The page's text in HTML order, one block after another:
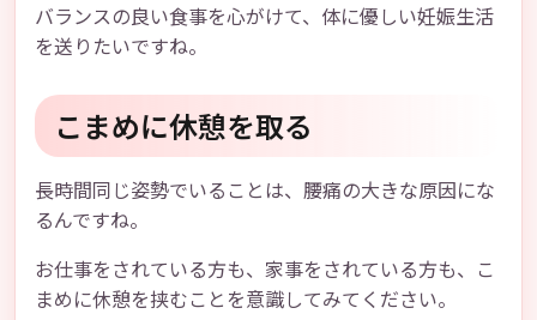
バランスの良い食事を心がけて、体に優しい妊娠生活
を送りたいですね。
こまめに休憩を取る
長時間同じ姿勢でいることは、腰痛の大きな原因にな
るんですね。
お仕事をされている方も、家事をされている方も、こ
まめに休憩を挟むことを意識してみてください。